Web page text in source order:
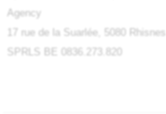
Agency
17 rue de la Suarlée, 5080 Rhisnes
SPRLS BE 0836.273.820